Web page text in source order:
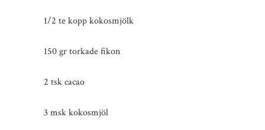
1/2 te kopp kokosmjölk
150 gr torkade fikon
2 tsk cacao
3 msk kokosmjöl